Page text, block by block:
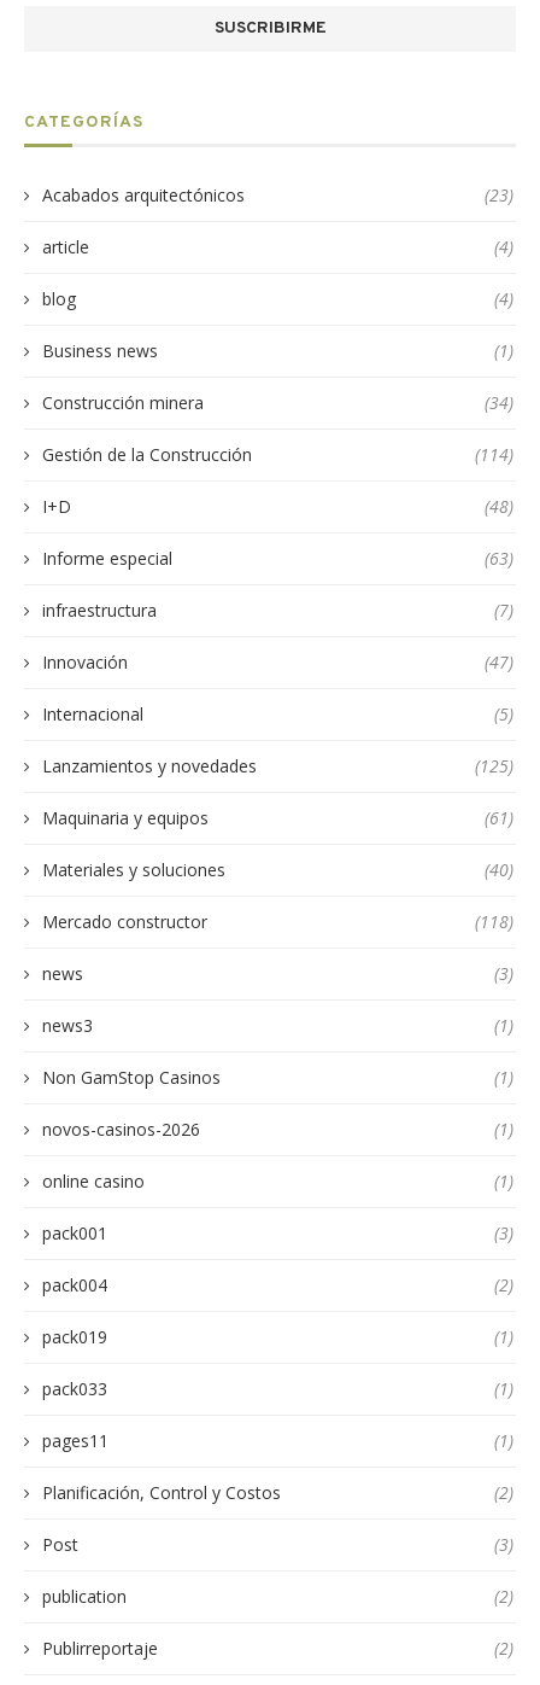
CATEGORÍAS
Acabados arquitectónicos (23)
article (4)
blog (4)
Business news (1)
Construcción minera (34)
Gestión de la Construcción (114)
I+D (48)
Informe especial (63)
infraestructura (7)
Innovación (47)
Internacional (5)
Lanzamientos y novedades (125)
Maquinaria y equipos (61)
Materiales y soluciones (40)
Mercado constructor (118)
news (3)
news3 (1)
Non GamStop Casinos (1)
novos-casinos-2026 (1)
online casino (1)
pack001 (3)
pack004 (2)
pack019 (1)
pack033 (1)
pages11 (1)
Planificación, Control y Costos (2)
Post (3)
publication (2)
Publirreportaje (2)